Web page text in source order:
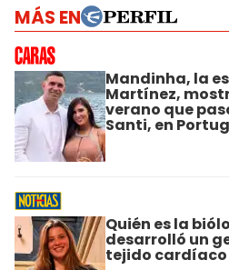
MÁS EN
Mandinha, la
Martínez,
verano que
Santi, en
Quién es la
desarrolló un
tejido cardíaco